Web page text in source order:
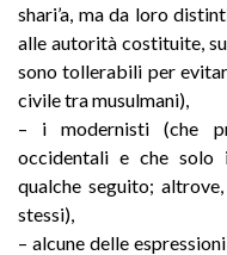
shari’a, ma da loro
alle autorità costituite,
sono tollerabili per
civile tra musulmani),
– i modernisti (che
occidentali e che solo
qualche seguito;
stessi),
– alcune delle